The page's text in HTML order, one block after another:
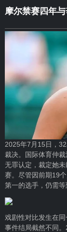
摩尔禁赛四年
2025年7月15日，
裁决。国际体育仲
无罪认定，裁定她
赛。尽管因前期19
第一的选手，仍需等
戏剧性对比发生在
事件结局截然不同